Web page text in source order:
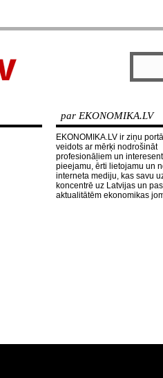
par EKONOMIKA.LV
EKONOMIKA.LV ir ziņu
veidots ar mērķi nodrošināt
profesionāļiem un
pieejamu, ērti lietojamu un
interneta mediju, kas savu
koncentrē uz Latvijas un
aktualitātēm ekonomikas